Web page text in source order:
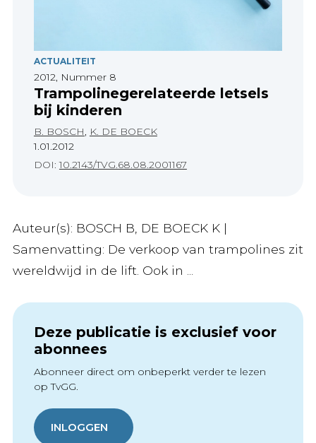
ACTUALITEIT
2012, Nummer 8
Trampolinegerelateerde letsels
bij kinderen
B. BOSCH, K. DE BOECK
1.01.2012
DOI:10.2143/TVG.68.08.2001167
Auteur(s): BOSCH B, DE BOECK K |
Samenvatting: De verkoop van trampolines zit
wereldwijd in de lift. Ook in ...
Deze publicatie is exclusief voor
abonnees
Abonneer direct om onbeperkt verder te lezen
op TvGG.
INLOGGEN